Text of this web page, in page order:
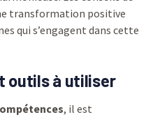
transformation positive
qui s’engagent dans cette
outils à utiliser
, il est